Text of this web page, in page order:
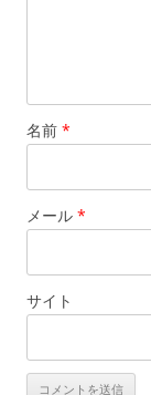
名前 *
メール *
サイト